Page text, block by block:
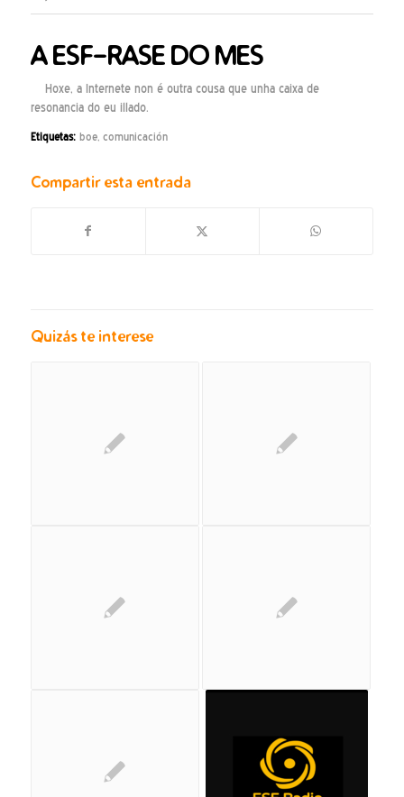
A ESF-RASE DO MES
Hoxe, a Internete non é outra cousa que unha caixa de
resonancia do eu illado.
Etiquetas: boe, comunicación
Compartir esta entrada
Quizás te interese